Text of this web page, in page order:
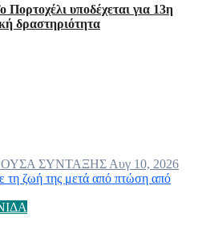
υποδέχεται για 13η
δραστηριότητα
ΣΥΝΤΑΞΗΣΑυγ 10, 2026